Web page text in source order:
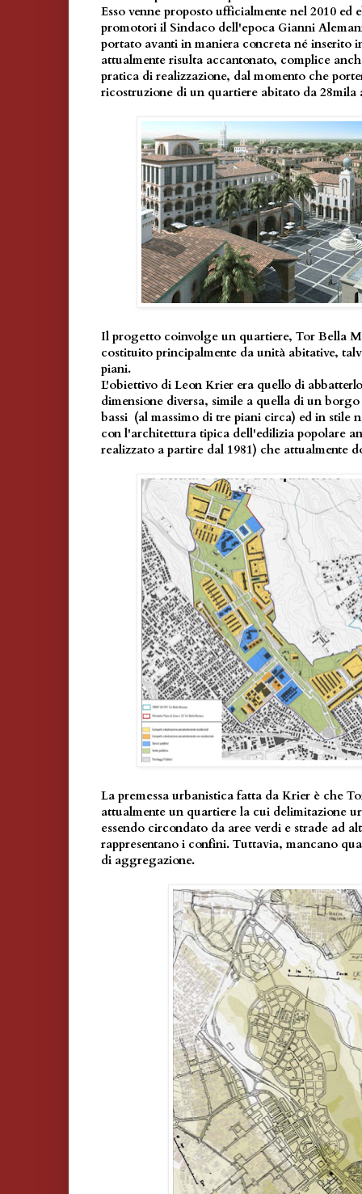
Esso venne proposto ufficialmente nel 2010 ed
promotori il Sindaco dell'epoca Gianni
portato avanti in maniera concreta né inserito
attualmente risulta accantonato, complice
pratica di realizzazione, dal momento che
ricostruzione di un quartiere abitato da 28mila
Il progetto coinvolge un quartiere, Tor Bella
costituito principalmente da unità abitative,
piani.
L'obiettivo di Leon Krier era quello di
dimensione diversa, simile a quella di un
bassi (al massimo di tre piani circa) ed in stile
con l'architettura tipica dell'edilizia popolare
realizzato a partire dal 1981) che attualmente
La premessa urbanistica fatta da Krier è che
attualmente un quartiere la cui delimitazione
essendo circondato da aree verdi e strade ad
rappresentano i confini. Tuttavia, mancano
di aggregazione.